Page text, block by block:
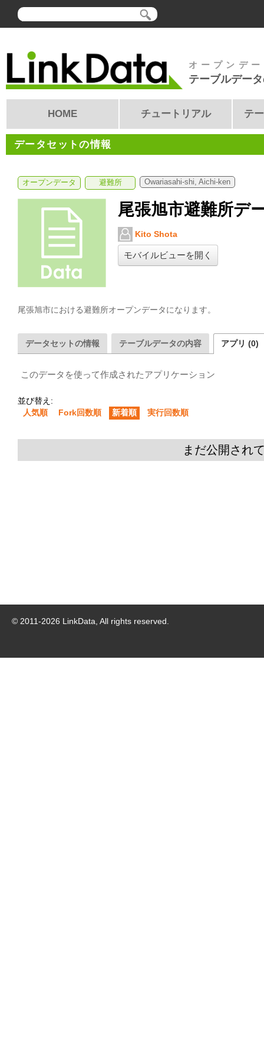
オープンデ
テーブルデー
HOME チュートリアル テ
データセットの情報
オープンデータ 避難所 Owariasahi-shi, Aichi-ken
尾張旭市避難所デ
Kito Shota
モバイルビューを開く
尾張旭市における避難所オープンデータになります。
データセットの情報 テーブルデータの内容 アプリ (0)
このデータを使って作成されたアプリケーション
並び替え:
人気順
Fork回数順 新着順 実行回数順
まだ公開され
© 2011-2026 LinkData, All rights reserved.